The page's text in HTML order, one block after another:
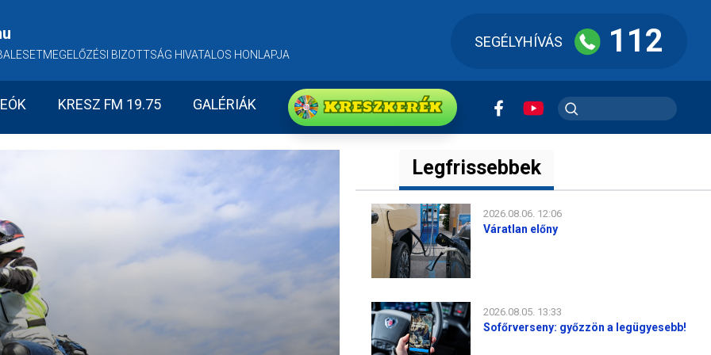
BIZOTTSÁG HIVATALOS HONLAPJA
SEGÉLYHÍVÁS 112
KRESZ FM 19.75 GALÉRIÁK KRESZkerék
Legfrissebbek
2026.08.06. 12:06
Váratlan előny
2026.08.05. 13:33
Sofőrverseny: győzzön a legügyesebb!